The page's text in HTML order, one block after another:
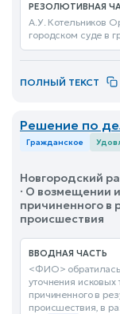
РЕЗОЛЮТИВНАЯ
А.У. Котельников
городском суде в
ПОЛНЫЙ ТЕКСТ
Решение по
Гражданское
Новгородский
· О возмещении
причиненного в
происшествия
ВВОДНАЯ ЧАСТЬ
<ФИО>
уточнения
причиненного в
происшествия, в